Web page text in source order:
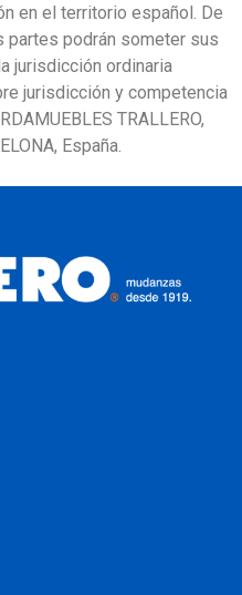
en el territorio español. De
partes podrán someter sus
jurisdicción ordinaria
jurisdicción y competencia
TRALLERO,
España.